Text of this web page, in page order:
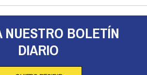
BOLETÍN
DIARIO